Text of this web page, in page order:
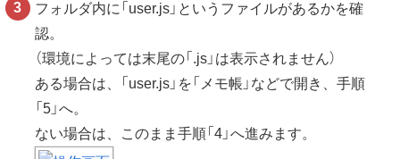
フォルダ内に「user.js」というファイルがあるかを確
認。
（環境によっては末尾の「.js」は表示されません）
ある場合は、「user.js」を「メモ帳」などで開き、手順
「5」へ。
ない場合は、このまま手順「4」へ進みます。